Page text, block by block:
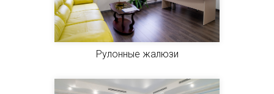
Рулонные жалюзи